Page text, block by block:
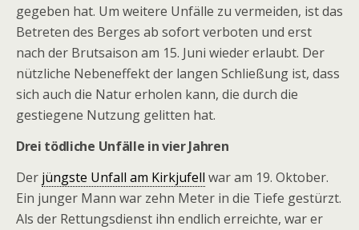
gegeben hat. Um weitere Unfälle zu vermeiden, ist das
Betreten des Berges ab sofort verboten und erst
nach der Brutsaison am 15. Juni wieder erlaubt. Der
nützliche Nebeneffekt der langen Schließung ist, dass
sich auch die Natur erholen kann, die durch die
gestiegene Nutzung gelitten hat.
Drei tödliche Unfälle in vier Jahren
Der jüngste Unfall am Kirkjufell war am 19. Oktober.
Ein junger Mann war zehn Meter in die Tiefe gestürzt.
Als der Rettungsdienst ihn endlich erreichte, war er